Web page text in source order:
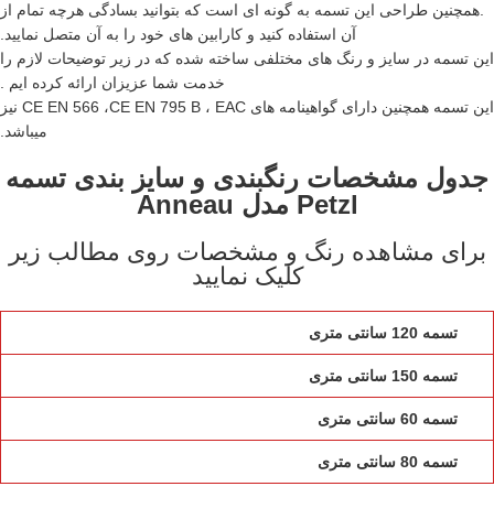
.همچنین طراحی این تسمه به گونه ای است که بتوانید بسادگی هرچه تمام از
آن استفاده کنید و کارابین های خود را به آن متصل نمایید.
این تسمه در سایز و رنگ های مختلفی ساخته شده که در زیر توضیحات لازم را
خدمت شما عزیزان ارائه کرده ایم .
این تسمه همچنین دارای گواهینامه های CE EN 566 ،CE EN 795 B ، EAC نیز
میباشد.
جدول مشخصات رنگبندی و سایز بندی تسمه
Petzl مدل Anneau
برای مشاهده رنگ و مشخصات روی مطالب زیر
کلیک نمایید
تسمه 120 سانتی متری
تسمه 150 سانتی متری
تسمه 60 سانتی متری
تسمه 80 سانتی متری